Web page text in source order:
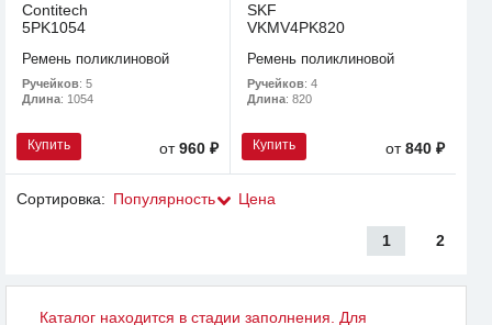
Contitech
5PK1054
Ремень поликлиновой
Ручейков: 5
Длина: 1054
Купить от960 ₽
SKF
VKMV4PK820
Ремень поликлиновой
Ручейков: 4
Длина: 820
Купить от840 ₽
Сортировка: Популярность Цена
1 2
Каталог находится в стадии заполнения. Для